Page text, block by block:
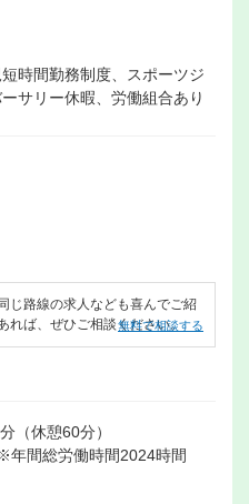
時間勤務制度、スポーツジ
サリー休暇、労働組合あり
じ路線の求人なども喜んでご紹
れば、ぜひご相談ください。
無料で相談する
（休憩60分）
間総労働時間2024時間